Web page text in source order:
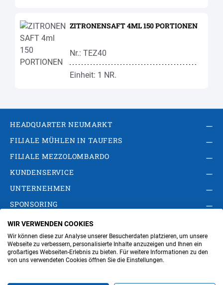
ZITRONENSAFT 4ML 150 PORTIONEN
Nr.: TEZ40
Einheit: 1 NR.
HEADQUARTER NEUMARKT
FILIALE MÜHLEN IN TAUFERS
FILIALE MEZZOLOMBARDO
KUNDENSERVICE
UNTERNEHMEN
SPONSORING
AGB Privacy Policy
Impressum
Cookie-Einstellungen ändern
Verwaltung
WIR VERWENDEN COOKIES
Wir können diese zur Analyse unserer Besucherdaten platzieren, um unsere
Webseite zu verbessern, personalisierte Inhalte anzuzeigen und Ihnen ein
großartiges Webseiten-Erlebnis zu bieten. Für weitere Informationen zu den
von uns verwendeten Cookies öffnen Sie die Einstellungen.